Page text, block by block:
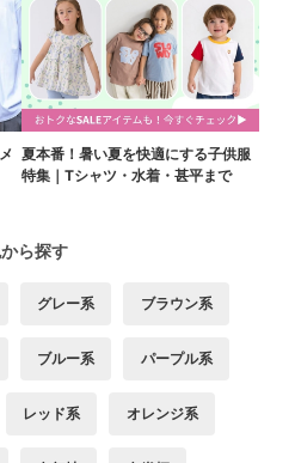
夏本番！暑い夏を快適にする子供服
特集｜Tシャツ・水着・甚平まで
ら探す
グレー系 ブラウン系
ブルー系 パープル系
レッド系 オレンジ系